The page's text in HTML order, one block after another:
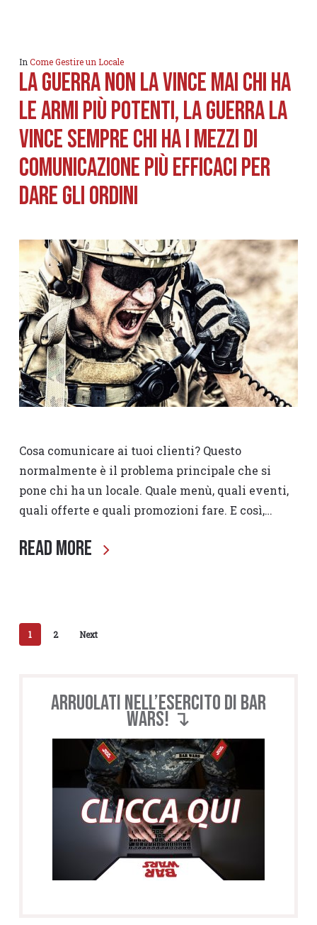
InCome Gestire un Locale
La guerra non la vince mai chi ha
le armi più potenti, la guerra la
vince sempre chi ha i mezzi di
comunicazione più efficaci per
dare gli ordini
Cosa comunicare ai tuoi clienti? Questo
normalmente è il problema principale che si
pone chi ha un locale. Quale menù, quali eventi,
quali offerte e quali promozioni fare. E così,…
Read More
1 2 Next
Arruolati nell’esercito di BAR
WARS! ↴